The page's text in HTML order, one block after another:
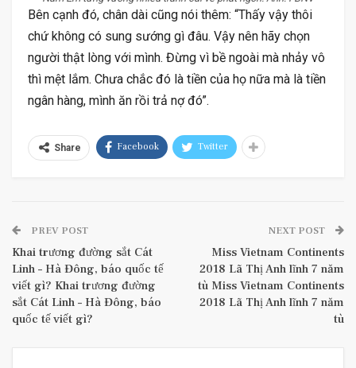
Bên cạnh đó, chân dài cũng nói thêm: “Thấy vậy thôi
chứ không có sung sướng gì đâu. Vậy nên hãy chọn
người thật lòng với mình. Đừng vì bề ngoài mà nhảy vô
thì mệt lắm. Chưa chắc đó là tiền của họ nữa mà là tiền
ngân hàng, mình ăn rồi trả nợ đó”.
Share Facebook Twitter
PREV POST
Khai trương đường sắt Cát
Linh – Hà Đông, báo quốc tế
viết gì? Khai trương đường
sắt Cát Linh – Hà Đông, báo
quốc tế viết gì?
NEXT POST
Miss Vietnam Continents
2018 Lã Thị Anh lĩnh 7 năm
tù Miss Vietnam Continents
2018 Lã Thị Anh lĩnh 7 năm
tù